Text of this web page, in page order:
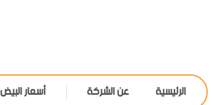
الرئيسية عن الشركة أسعار البيض